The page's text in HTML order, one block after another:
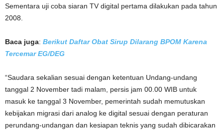
Sementara uji coba siaran TV digital pertama dilakukan pada tahun
2008.
Baca juga: Berikut Daftar Obat Sirup Dilarang BPOM Karena
Tercemar EG/DEG
“Saudara sekalian sesuai dengan ketentuan Undang-undang
tanggal 2 November tadi malam, persis jam 00.00 WIB untuk
masuk ke tanggal 3 November, pemerintah sudah memutuskan
kebijakan migrasi dari analog ke digital sesuai dengan peraturan
perundang-undangan dan kesiapan teknis yang sudah dibicarakan